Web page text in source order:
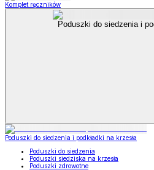
Komplet ręczników
Poduszki do siedzenia i
Poduszki do siedzenia i podkładki na krzesła
Poduszki do siedzenia
Poduszki siedziska na krzesła
Poduszki zdrowotne